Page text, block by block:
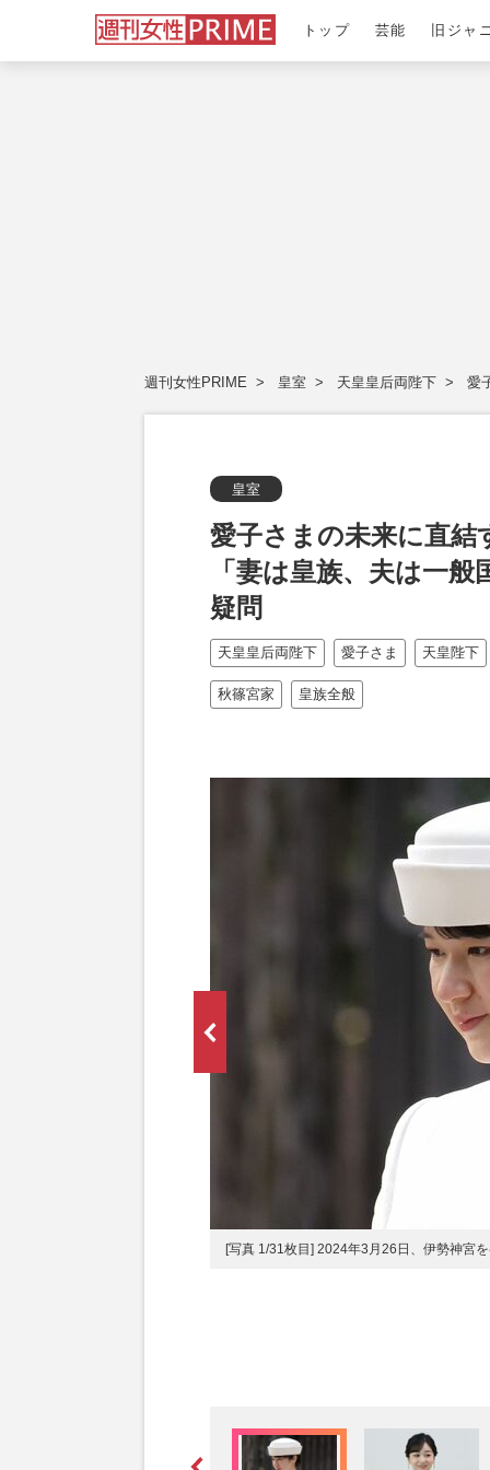
トップ 芸能 旧ジャ
週刊女性PRIME 皇室 天皇皇后両陛下 愛
皇室
愛子さまの未来に直
「妻は皇族、夫は一
疑問
天皇皇后両陛下 愛子さま 天皇陛下
秋篠宮家 皇族全般
[写真 1/31枚目] 2024年3月26日、伊勢神宮